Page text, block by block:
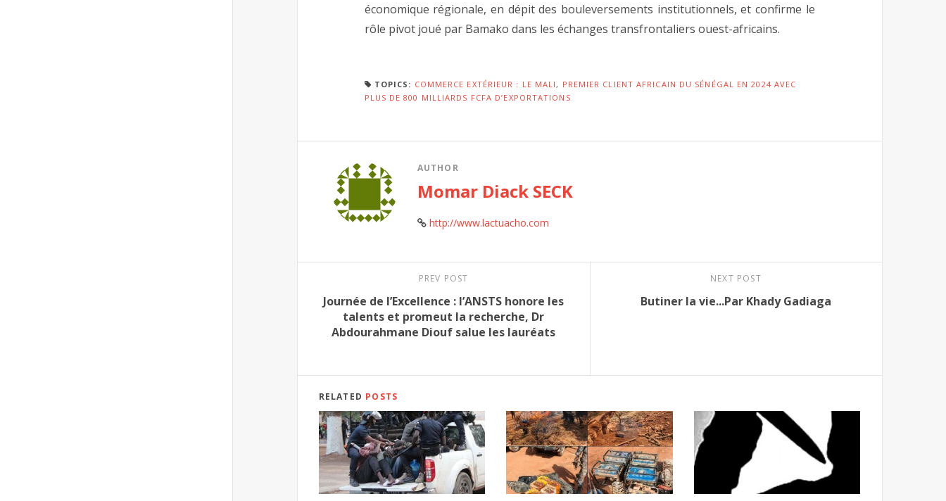
économique régionale, en dépit des bouleversements institutionnels, et confirme le
rôle pivot joué par Bamako dans les échanges transfrontaliers ouest-africains.
TOPICS: COMMERCE EXTÉRIEUR : LE MALI , PREMIER CLIENT AFRICAIN DU SÉNÉGAL EN 2024 AVEC
PLUS DE 800 MILLIARDS FCFA D’EXPORTATIONS
AUTHOR
Momar Diack SECK
http://www.lactuacho.com
PREV POST
Journée de l’Excellence : l’ANSTS honore les
talents et promeut la recherche, Dr
Abdourahmane Diouf salue les lauréats
NEXT POST
Butiner la vie...Par Khady Gadiaga
RELATED POSTS